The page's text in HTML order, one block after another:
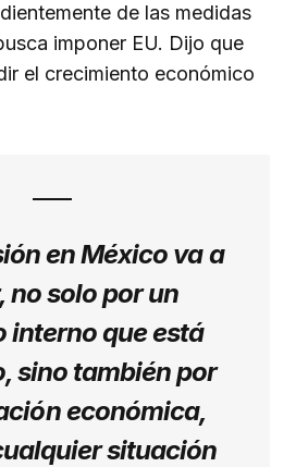
de las medidas
imponer EU. Dijo que
el crecimiento económico
en México va a
no solo por un
interno que está
sino también por
económica,
situación